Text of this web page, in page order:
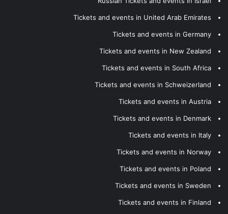
Tickets and events in United Arab Emirates
Tickets and events in Germany
Tickets and events in New Zealand
Tickets and events in South Africa
Tickets and events in Schweizerland
Tickets and events in Austria
Tickets and events in Denmark
Tickets and events in Italy
Tickets and events in Norway
Tickets and events in Poland
Tickets and events in Sweden
Tickets and events in Finland